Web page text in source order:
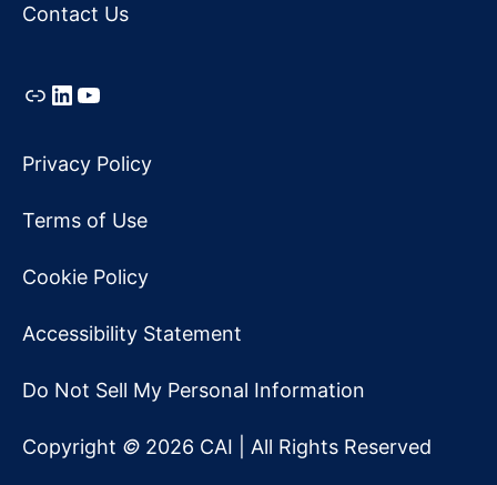
Contact Us
LinkLinkedIn
YouTube
Privacy Policy
Terms of Use
Cookie Policy
Accessibility Statement
Do Not Sell My Personal Information
Copyright © 2026 CAI | All Rights Reserved